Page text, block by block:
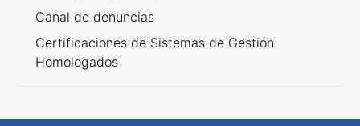
Canal de denuncias
Certificaciones de Sistemas de Gestión
Homologados